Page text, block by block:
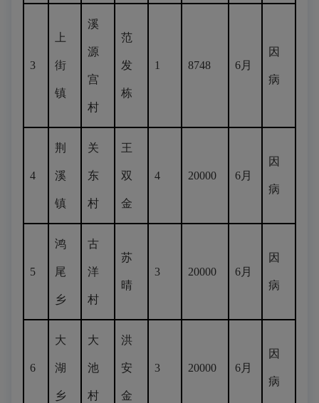
3
上
街
镇
溪
源
宫
村
范
发
栋
1 8748 6月
因
病
4
荆
溪
镇
关
东
村
王
双
金
4 20000 6月
因
病
5
鸿
尾
乡
古
洋
村
苏
晴
3 20000 6月
因
病
6
大
湖
乡
大
池
村
洪
安
金
3 20000 6月
因
病